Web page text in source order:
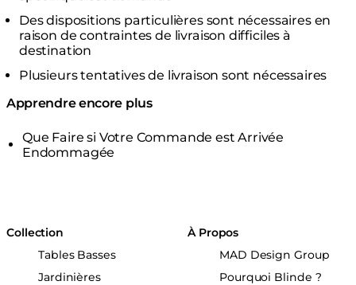
Des dispositions particulières sont nécessaires en
raison de contraintes de livraison difficiles à
destination
Plusieurs tentatives de livraison sont nécessaires
Apprendre encore plus
Que Faire si Votre Commande est Arrivée
Endommagée
Collection
Tables Basses
Jardinières
À Propos
MAD Design Group
Pourquoi Blinde ?